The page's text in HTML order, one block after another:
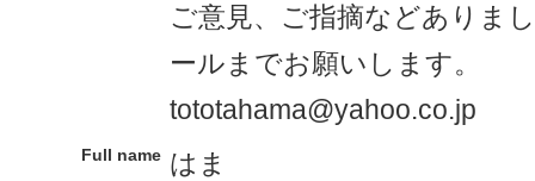
ご意見、ご指摘などありま
ールまでお願いします。
tototahama@yahoo.co.jp
Full name はま